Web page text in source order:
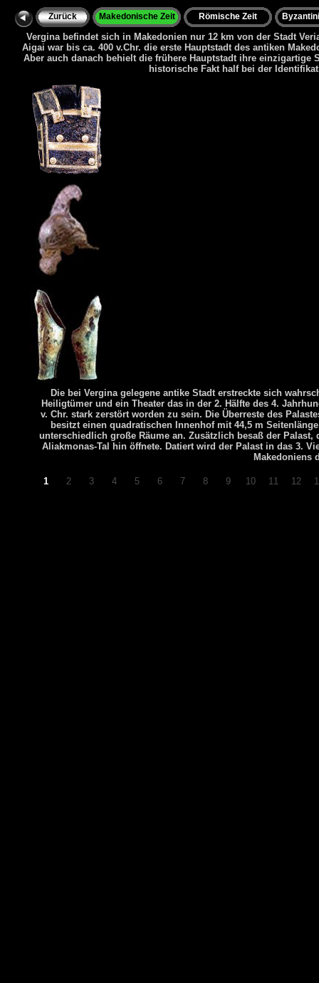
Zurück Makedonische Zeit Römische Zeit
Vergina befindet sich in Makedonien nur 12 km von der Stadt
Aigai war bis ca. 400 v.Chr. die erste Hauptstadt des antiken
Aber auch danach behielt die frühere Hauptstadt ihre
historische Fakt half bei der
Vergina-Aigai Koenigsgraeber Slideshow : Hans’s trip from
slideshow. Create your own stunning slideshow with our free
Die bei Vergina gelegene antike Stadt erstreckte sich
Heiligtümer und ein Theater das in der 2. Hälfte des 4.
v. Chr. stark zerstört worden zu sein. Die Überreste des
besitzt einen quadratischen Innenhof mit 44,5 m
unterschiedlich große Räume an. Zusätzlich besaß der
Aliakmonas-Tal hin öffnete. Datiert wird der Palast in das 3.
Makedoniens
2 3 4 5 6 7 8 9 10 11 12
1